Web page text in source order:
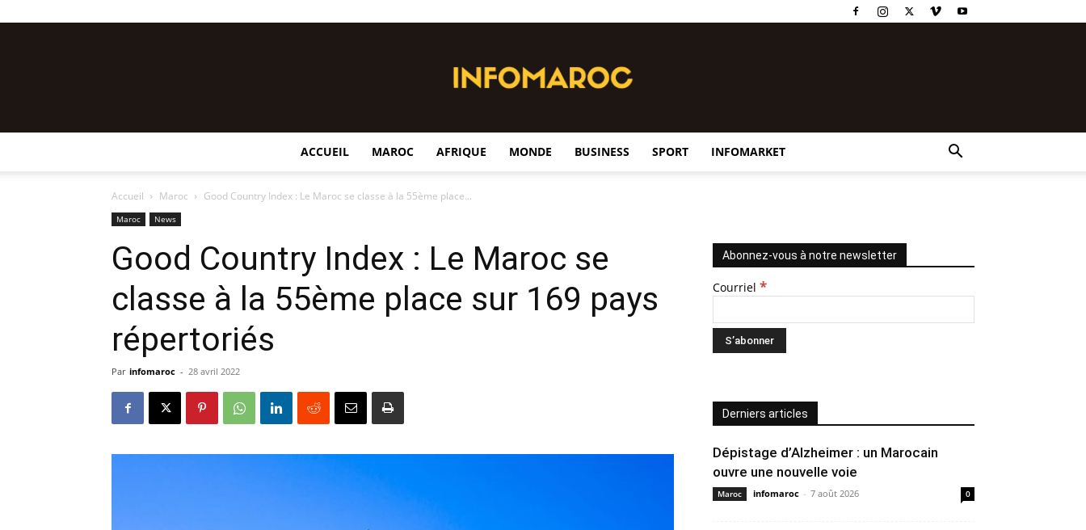
ACCUEIL MAROC AFRIQUE MONDE BUSINESS SPORT INFOMARKET
Accueil Maroc Good Country Index : Le Maroc se classe à la 55ème place...
Maroc News
Good Country Index : Le Maroc se
classe à la 55ème place sur 169 pays
répertoriés
Par infomaroc - 28 avril 2022
Abonnez-vous à notre newsletter
Courriel *
Derniers articles
Dépistage d’Alzheimer : un Marocain
ouvre une nouvelle voie
Maroc infomaroc - 7 août 2026 0